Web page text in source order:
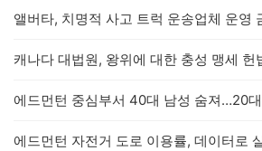
앨버타, 치명적 사고 트럭 운송업체 운영
캐나다 대법원, 왕위에 대한 충성 맹세 헌
에드먼턴 중심부서 40대 남성 숨져…20
에드먼턴 자전거 도로 이용률, 데이터로